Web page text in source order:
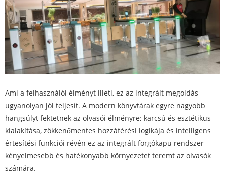
Ami a felhasználói élményt illeti, ez az integrált megoldás
ugyanolyan jól teljesít. A modern könyvtárak egyre nagyobb
hangsúlyt fektetnek az olvasói élményre; karcsú és esztétikus
kialakítása, zökkenőmentes hozzáférési logikája és intelligens
értesítési funkciói révén ez az integrált forgókapu rendszer
kényelmesebb és hatékonyabb környezetet teremt az olvasók
számára.